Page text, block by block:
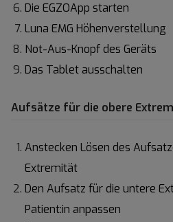
Die EGZOApp starten
Luna EMG Höhenverstellung
Not-Aus-Knopf des Geräts
Das Tablet ausschalten
Aufsätze für die obere
Anstecken Lösen des
Extremität
Den Aufsatz für die untere
Patient:in anpassen